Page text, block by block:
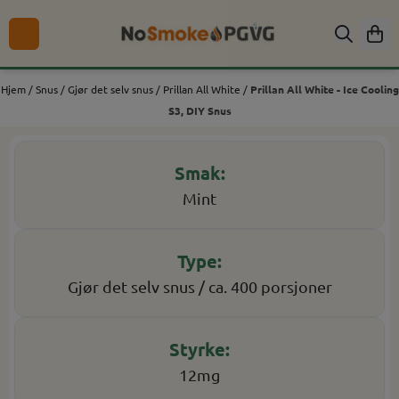
Hopp til innhold
Hjem /Snus /Gjør det selv snus / Prillan All White / Prillan All White - Ice Cooling
S3, DIY Snus
Mint
Gjør det selv snus / ca. 400 porsjoner
12mg